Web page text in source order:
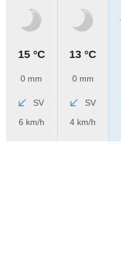
15 °C
0 mm
SV
6 km/h
13 °C
0 mm
SV
4 km/h